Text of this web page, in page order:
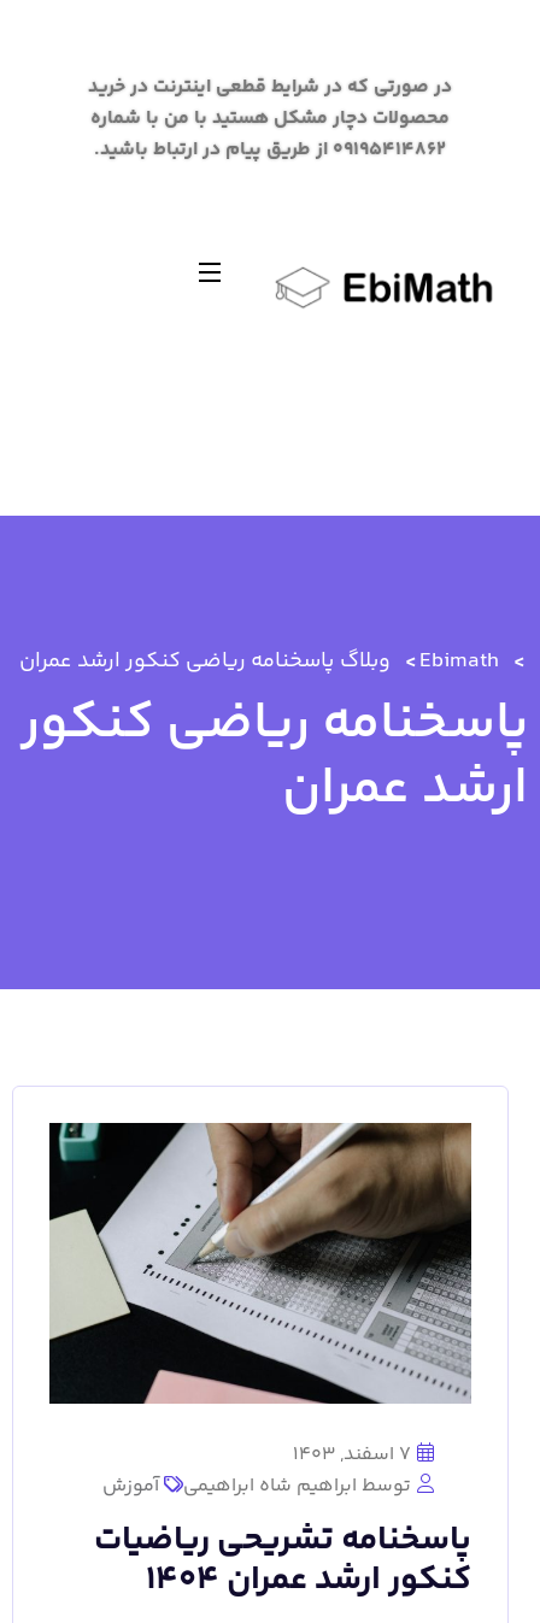
در صورتی که در شرایط قطعی اینترنت در خرید
محصولات دچار مشکل هستید با من با شماره
09195414862 از طریق پیام در ارتباط باشید.
Ebimath وبلاگ پاسخنامه ریاضی کنکور ارشد عمران
پاسخنامه ریاضی کنکور
ارشد عمران
7 اسفند, 1403
توسط ابراهیم شاه ابراهیمی
آموزش
پاسخنامه تشریحی ریاضیات
کنکور ارشد عمران 1404